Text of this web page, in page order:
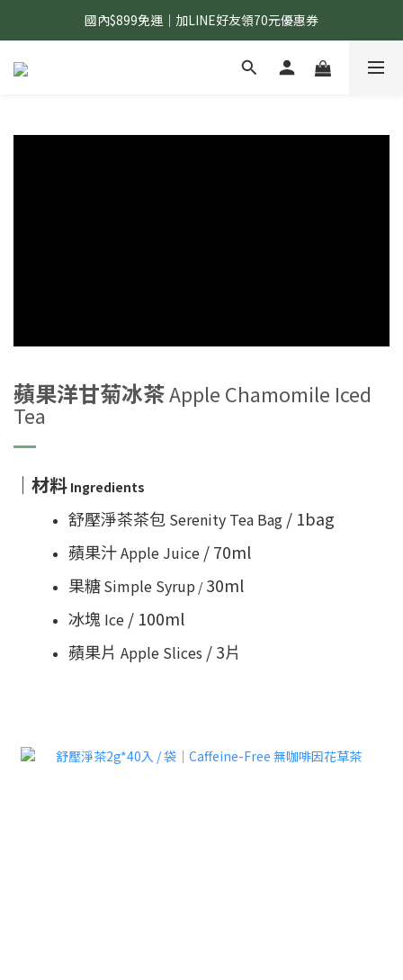
國內$899免運｜加LINE好友領70元優惠券
國內$899免運｜加LINE好友領70元優惠券
訂單滿$1,200｜送好日隨行冷水瓶 (贈完為止)
蘋果洋甘菊冰茶Apple Chamomile Iced
Tea
｜材料 Ingredients
舒壓淨茶茶包 Serenity Tea Bag / 1bag
蘋果汁Apple Juice / 70ml
果糖Simple Syrup /30ml
冰塊 Ice / 100ml
蘋果片 Apple Slices / 3片